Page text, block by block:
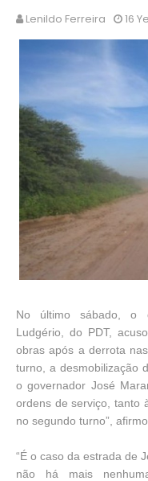
Lenildo Ferreira 16
No último sábado, o
Ludgério, do PDT,
obras após a derrota
turno, a desmobilização
o governador José
ordens de serviço, tanto
no segundo turno”,
“É o caso da estrada de
não há mais